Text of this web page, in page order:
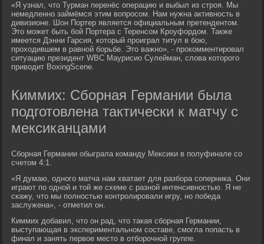
«Я узнал, что Турман перенёс операцию и выбыл из строя. Мы
немедленно займёмся этим вопросом. Нам нужна активность в
дивизионе. Шон Портер является официальным претендентом.
Это может быть бой Портера с Теренсом Кроуфордом. Также
имеется Дэнни Гарсия, который проиграл титул в бою,
проходившем в равной борьбе. Это важно», - прокомментировал
ситуацию президент WBC Маурисио Сулейман, слова которого
приводит BoxingScene.
Киммих: Сборная Германии была
подготовлена тактически к матчу с
мексиканцами
Сборная Германии обыграла команду Мексики в полуфинале со
счетом 4:1.
«Я думаю, одного матча нам хватает для разбора соперника. Они
играют по одной и той же схеме с разной интенсивностью. Я не
скажу, что мы полностью контролировали игру, но победа
заслужена», - отметил он.
Киммих добавил, что он рад, что такая сборная Германии,
выступающая в экспериментальном составе, смогла попасть в
финал и занять первое место в отборочной группе.